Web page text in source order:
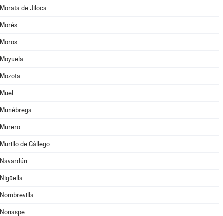
Morata de Jiloca
Morés
Moros
Moyuela
Mozota
Muel
Munébrega
Murero
Murillo de Gállego
Navardún
Nigüella
Nombrevilla
Nonaspe